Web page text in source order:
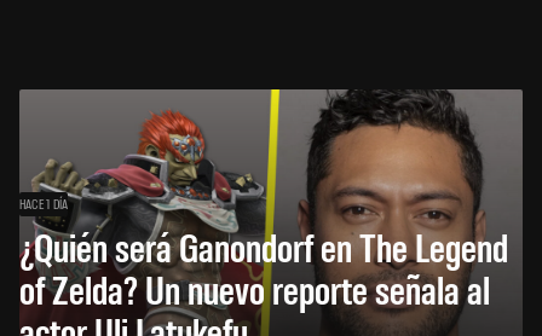
HACE 1 DÍA
¿Quién será Ganondorf en The Legend
of Zelda? Un nuevo reporte señala al